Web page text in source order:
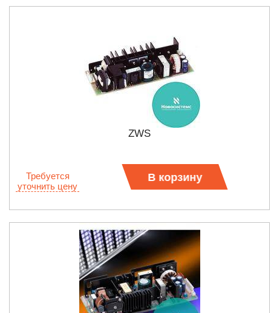
ZWS
Требуется
уточнить цену
В корзину